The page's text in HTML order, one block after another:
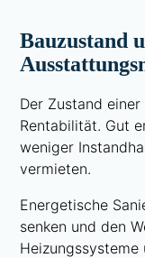
Bauzustand
Der Zustand
Rentabilität. Gut
weniger
vermieten.
Energetische
senken und den